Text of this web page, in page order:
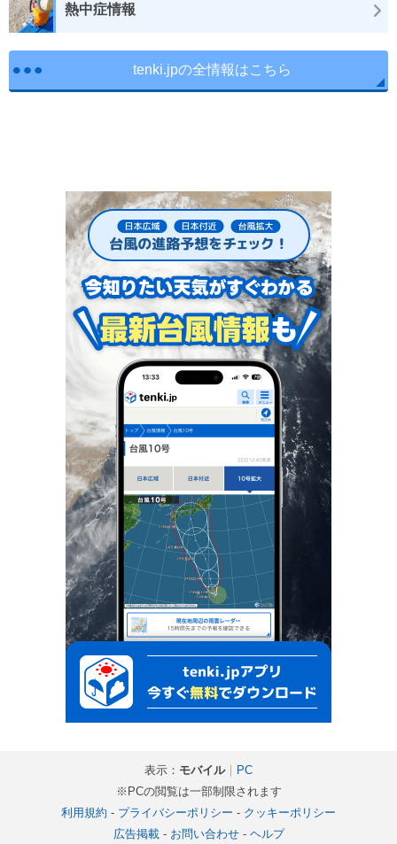
熱中症情報
tenki.jpの全情報はこちら
表示： モバイル｜ PC
※PCの閲覧は一部制限されます
利用規約 - プライバシーポリシー - クッキーポリシー
広告掲載- お問い合わせ- ヘルプ